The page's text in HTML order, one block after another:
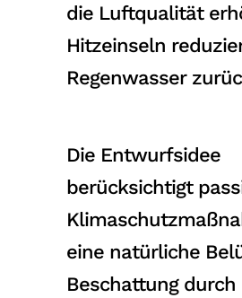
die Luftqualität
Hitzeinseln
Regenwasser
Die Entwurfsidee
berücksichtigt
eine natürliche
Beschattung durch